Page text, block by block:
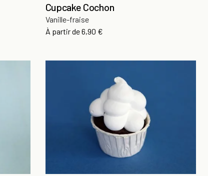
Cupcake Cochon
Vanille-fraise
À partir dePrix
6,90 €